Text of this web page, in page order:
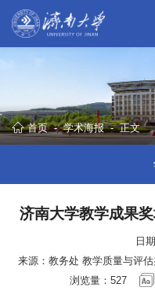
首页 - 学术海报 - 正文
济南大学教学成果
日
来源：教务处 教学质量与评
浏览量： 527